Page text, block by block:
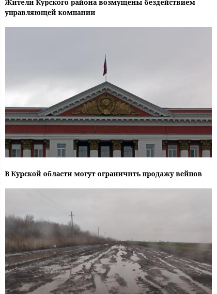
Жители Курского района возмущены бездействием
управляющей компании
В Курской области могут ограничить продажу вейпов